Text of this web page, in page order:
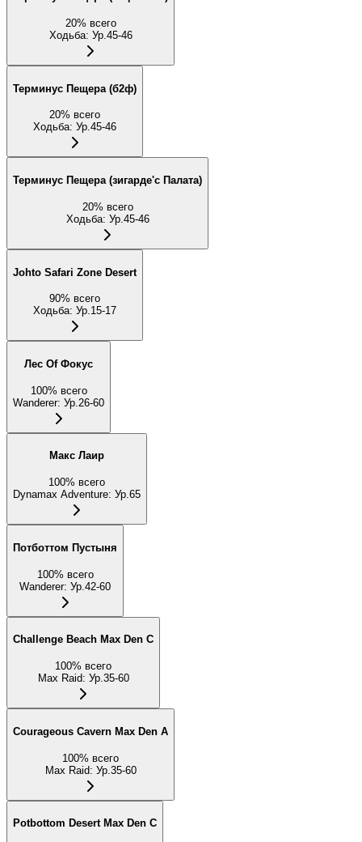
20% всего
Ходьба: Ур.45-46
Терминус Пещера (б2ф)
20% всего
Ходьба: Ур.45-46
Терминус Пещера (зигарде'с Палата)
20% всего
Ходьба: Ур.45-46
Johto Safari Zone Desert
90% всего
Ходьба: Ур.15-17
Лес Of Фокус
100% всего
Wanderer: Ур.26-60
Макс Лаир
100% всего
Dynamax Adventure: Ур.65
Потботтом Пустыня
100% всего
Wanderer: Ур.42-60
Challenge Beach Max Den C
100% всего
Max Raid: Ур.35-60
Courageous Cavern Max Den A
100% всего
Max Raid: Ур.35-60
Potbottom Desert Max Den C